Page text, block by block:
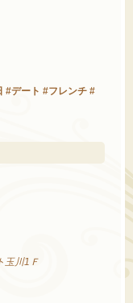
#デート #フレンチ #
玉川1Ｆ